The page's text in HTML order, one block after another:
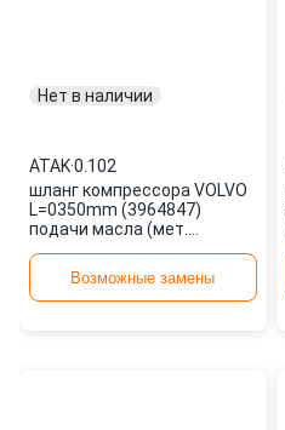
Нет в наличии
ATAK·0.102
шланг компрессора VOLVO
L=0350mm (3964847)
подачи масла (мет.
Возможные замены